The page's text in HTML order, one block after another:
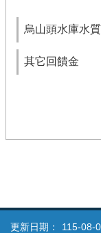
烏山頭水庫水
其它回饋金
更新日期：
115-08-